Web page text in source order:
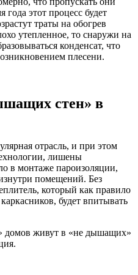
года этот процесс будет
траты на обогрев
утепленное, то снаружи на
конденсат, что
плесени.
стен» в
отрасль, и при этом
лишены
в монтаже пароизоляции,
помещений. Без
который как правило
будет впитывать
домов живут в «не дышащих»